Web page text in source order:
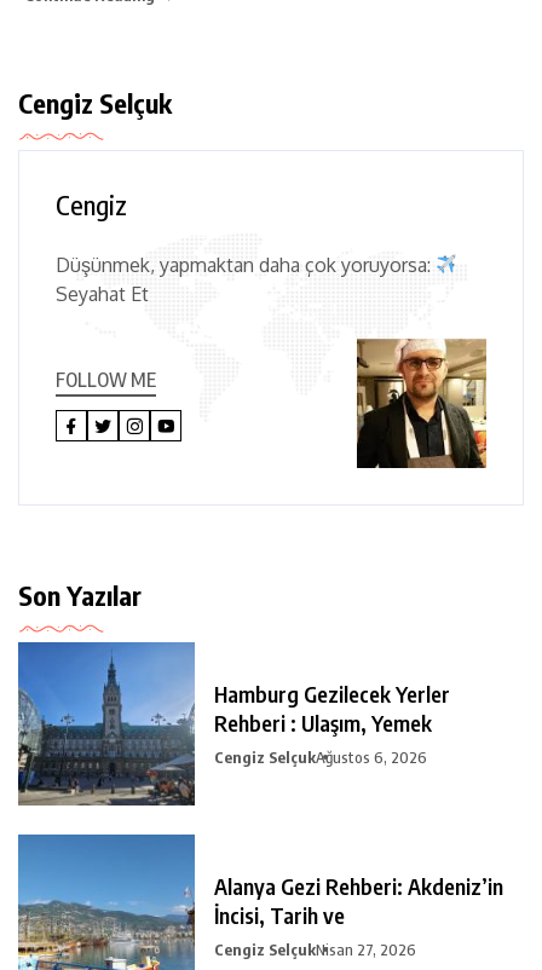
Cengiz Selçuk
Cengiz
Düşünmek, yapmaktan daha çok yoruyorsa:
Seyahat Et
FOLLOW ME
Son Yazılar
Hamburg Gezilecek Yerler
Rehberi : Ulaşım, Yemek
Cengiz SelçukAğustos 6, 2026
Alanya Gezi Rehberi: Akdeniz’in
İncisi, Tarih ve
Cengiz SelçukNisan 27, 2026